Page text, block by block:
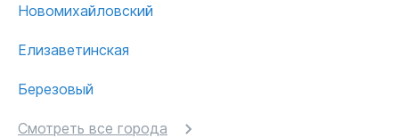
Новомихайловский
Елизаветинская
Березовый
Смотреть все города